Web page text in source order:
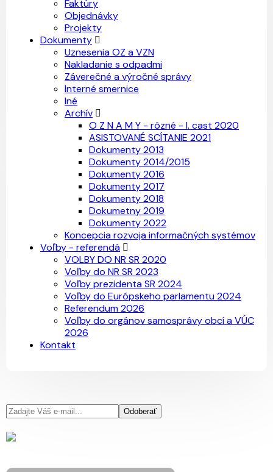
Faktúry
Objednávky
Projekty
Dokumenty
Uznesenia OZ a VZN
Nakladanie s odpadmi
Záverečné a výročné správy
Interné smernice
Iné
Archív
O Z N A M Y - rôzné - I. cast 2020
ASISTOVANÉ SCÍTANIE 2021
Dokumenty 2013
Dokumenty 2014/2015
Dokumenty 2016
Dokumenty 2017
Dokumenty 2018
Dokumetny 2019
Dokumenty 2022
Koncepcia rozvoja informačných systémov
Voľby - referendá
VOLBY DO NR SR 2020
Voľby do NR SR 2023
Voľby prezidenta SR 2024
Voľby do Európskeho parlamentu 2024
Referendum 2026
Voľby do orgánov samosprávy obcí a VÚC
2026
Kontakt
Odoberať